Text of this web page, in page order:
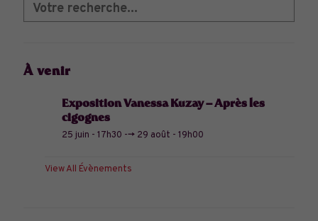
À venir
Exposition Vanessa Kuzay – Après les
cigognes
25 juin - 17h30 --> 29 août - 19h00
View All Évènements